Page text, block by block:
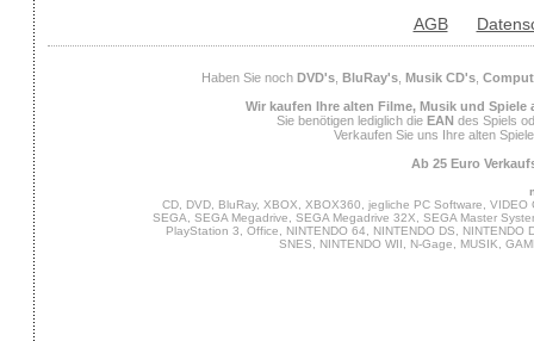
AGB
Haben Sie noch DVD's, BluRay's, Musik CD's,
Wir kaufen Ihre alten Filme, Musik und Spiele
Sie benötigen lediglich die EAN des Spiels
Verkaufen Sie uns Ihre alten
Ab 25 Euro
CD, DVD, BluRay, XBOX, XBOX360, jegliche PC Software,
SEGA, SEGA Megadrive, SEGA Megadrive 32X, SEGA Master
PlayStation 3, Office, NINTENDO 64, NINTENDO DS,
SNES, NINTENDO WII, N-Gage, MUSIK,